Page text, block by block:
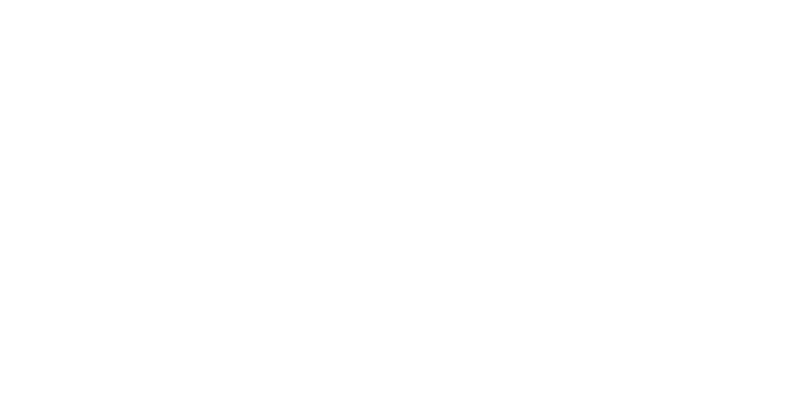
Gängen (1x11)
Sram mit 180mm bzw. 200mm großen Rotoren
Breite
COMP CARBON 27,5” (2016)
mit Trail Geometrie und interner Kabelverlegung, steifem Aluminium-Hinterbau und gedichteten Lagern
von RockShox mit 150mm Federweg, 15mm Steckachse und Lockout
Float Evolution CTD von Fox mit effektiven 150mm Federweg am Heck
von Shimano mit 20 Gängen (2x10)
Shimano mit 180mm großen Rotoren
in 2,3” Breite
CARBON 29”
und interner Kabelverlegung, steifem Aluminium-Hinterbau, SWAT-Door und gedichteten Lagern
mit 150mm Federweg, 15mm Steckachse und Lockout
Monarch RT von RockShox mit effektiven 150mm Federweg am Heck
Gängen (1x11)
Sram mit 200mm großen Rotoren
Breite